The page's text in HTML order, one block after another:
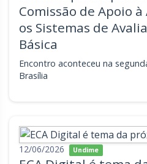
Comissão de Apoio
os Sistemas de
Básica
Encontro aconteceu na
Brasília
12/06/2026 Undime